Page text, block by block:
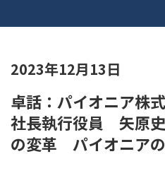
2023年12月13日
卓話：パイオニア株
社長執行役員 矢原
の変革 パイオニア